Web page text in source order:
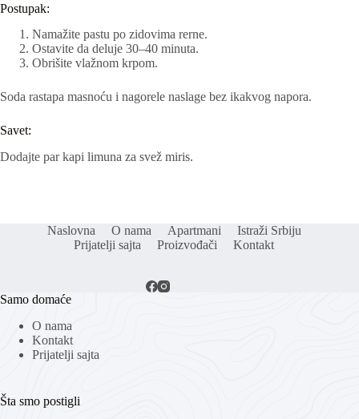
Postupak:
Namažite pastu po zidovima rerne.
Ostavite da deluje 30–40 minuta.
Obrišite vlažnom krpom.
Soda rastapa masnoću i nagorele naslage bez ikakvog napora.
Savet:
Dodajte par kapi limuna za svež miris.
Naslovna O nama Apartmani
Istraži Srbiju
Prijatelji sajta
Proizvođači Kontakt
Samo domaće
O nama
Kontakt
Prijatelji sajta
Šta smo postigli